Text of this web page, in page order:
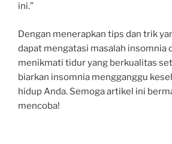
ini.”
Dengan menerapkan tips dan trik
dapat mengatasi masalah insomnia
menikmati tidur yang berkualitas
biarkan insomnia mengganggu
hidup Anda. Semoga artikel ini
mencoba!